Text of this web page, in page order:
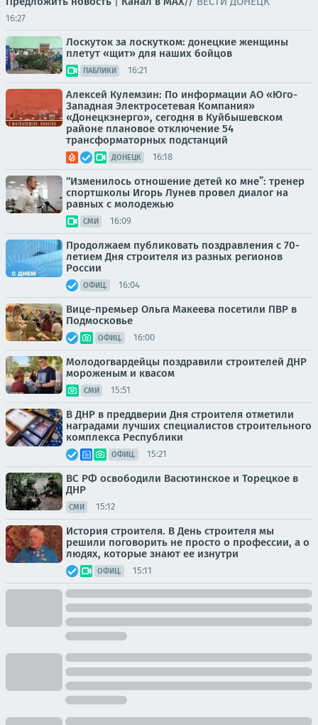
16:27
Лоскуток за лоскутком: донецкие женщины
плетут «щит» для наших бойцов
ПАБЛИКИ 16:21
Алексей Кулемзин: По информации АО «Юго-
Западная Электросетевая Компания»
«Донецкэнерго», сегодня в Куйбышевском
районе плановое отключение 54
трансформаторных подстанций
ДОНЕЦК 16:18
“Изменилось отношение детей ко мне”: тренер
спортшколы Игорь Лунев провел диалог на
равных с молодежью
СМИ 16:09
Продолжаем публиковать поздравления с 70-
летием Дня строителя из разных регионов
России
ОФИЦ. 16:04
Вице-премьер Ольга Макеева посетили ПВР в
Подмосковье
ОФИЦ. 16:00
Молодогвардейцы поздравили строителей ДНР
мороженым и квасом
СМИ 15:51
В ДНР в преддверии Дня строителя отметили
наградами лучших специалистов строительного
комплекса Республики
ОФИЦ. 15:21
ВС РФ освободили Васютинское и Торецкое в
ДНР
СМИ 15:12
История строителя. В День строителя мы
решили поговорить не просто о профессии, а о
людях, которые знают ее изнутри
ОФИЦ. 15:11